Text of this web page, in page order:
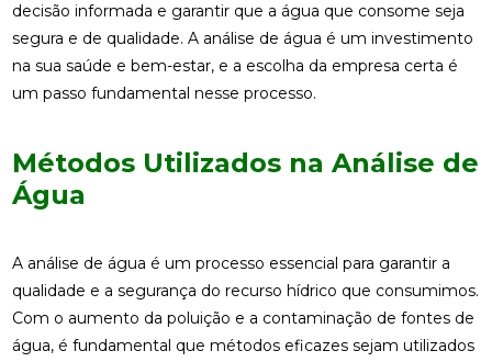
decisão informada e garantir que a água que consome seja
segura e de qualidade. A análise de água é um investimento
na sua saúde e bem-estar, e a escolha da empresa certa é
um passo fundamental nesse processo.
Métodos Utilizados na Análise de
Água
A análise de água é um processo essencial para garantir a
qualidade e a segurança do recurso hídrico que consumimos.
Com o aumento da poluição e a contaminação de fontes de
água, é fundamental que métodos eficazes sejam utilizados